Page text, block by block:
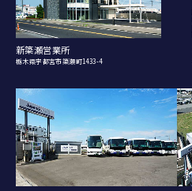
新簗瀬営業所
栃木県宇都宮市簗瀬町1433-4